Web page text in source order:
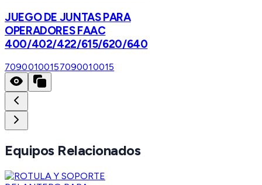
JUEGO DE JUNTAS PARA
OPERADORES FAAC
400/402/422/615/620/640
70900100157090010015
Equipos Relacionados